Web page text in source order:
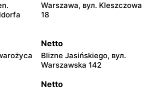
Warszawa, вул. Kleszczowa
18
Netto
Blizne Jasińskiego, вул.
Warszawska 142
Netto